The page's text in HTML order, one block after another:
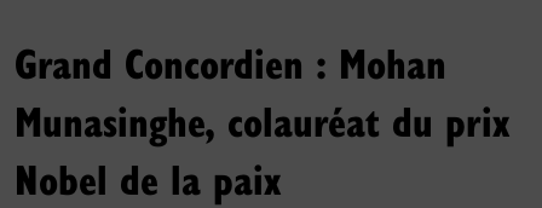
Grand Concordien : Mohan
Munasinghe, colauréat du prix
Nobel de la paix